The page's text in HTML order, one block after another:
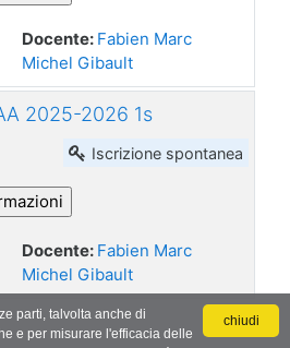
chiudi
parti, talvolta anche di
e per misurare l'efficacia delle
Docente: Fabien Marc
Michel Gibault
2025-2026 1s
Docente: Fabien Marc
Michel Gibault